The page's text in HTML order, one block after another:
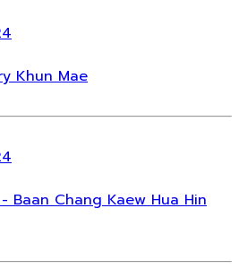
Khun Mae
Baan Chang Kaew Hua Hin